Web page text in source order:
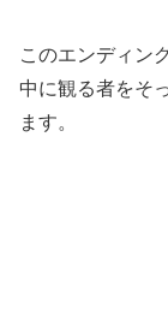
このエンディン
中に観る者をそ
ます。